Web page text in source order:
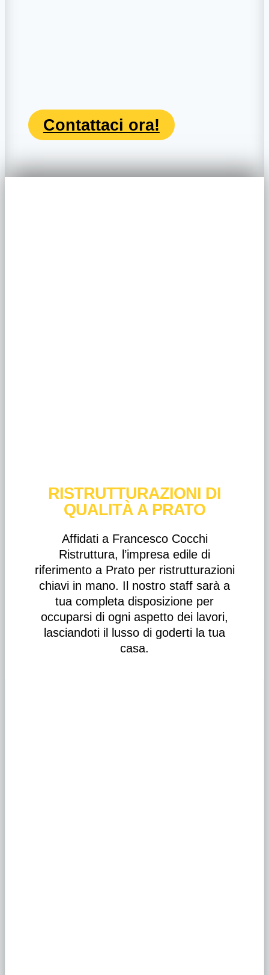
Contattaci ora!
RISTRUTTURAZIONI DI
QUALITÀ A PRATO
Affidati a Francesco Cocchi
Ristruttura, l’impresa edile di
riferimento a Prato per ristrutturazioni
chiavi in mano. Il nostro staff sarà a
tua completa disposizione per
occuparsi di ogni aspetto dei lavori,
lasciandoti il lusso di goderti la tua
casa.